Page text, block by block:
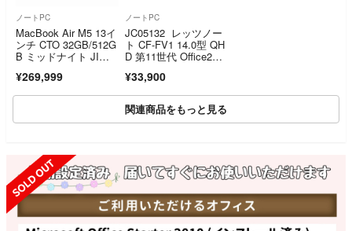
ノートPC
MacBook Air M5 13イ
ンチ CTO 32GB/512G
B ミッドナイト JI
¥269,999
ノートPC
JC05132 レッツノー
ト CF-FV1 14.0型 QH
D 第11世代 Office202
ン 大画面
¥33,900
関連商品をもっと見る
SOLD OUT